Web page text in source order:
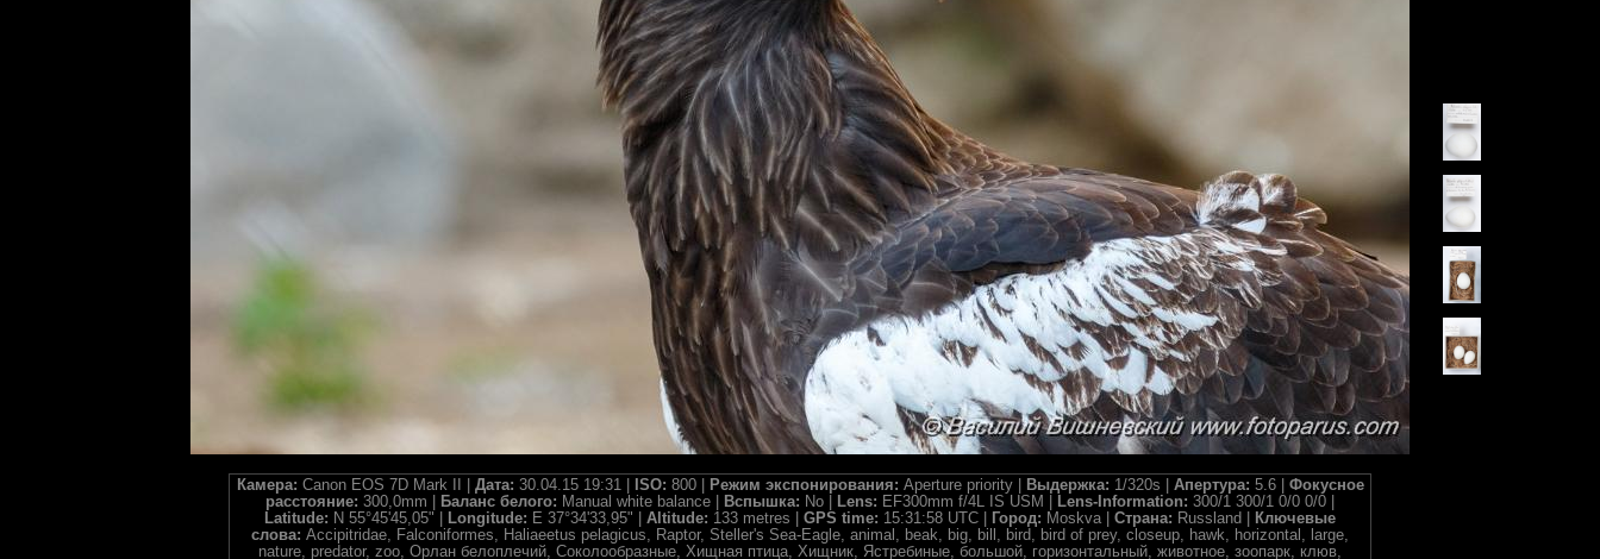
Камера: Canon EOS 7D Mark II | Дата: 30.04.15 19:31 | ISO: 800 | Режим экспонирования: Aperture priority | Выдержка: 1/320s | Апертура: 5.6 | Фокусное
расстояние: 300,0mm | Баланс белого: Manual white balance | Вспышка: No | Lens: EF300mm f/4L IS USM | Lens-Information: 300/1 300/1 0/0 0/0 |
Latitude: N 55°45'45,05" | Longitude: E 37°34'33,95" | Altitude: 133 metres | GPS time: 15:31:58 UTC | Город: Moskva | Страна: Russland |
Ключевые
слова: Accipitridae, Falconiformes, Haliaeetus pelagicus, Raptor, Steller's Sea-Eagle, animal, beak, big, bill, bird, bird of prey, closeup, hawk, horizontal, large,
nature, predator, zoo, Орлан белоплечий, Соколообразные, Хищная птица, Хищник, Ястребиные, большой, горизонтальный, животное, зоопарк, клюв,